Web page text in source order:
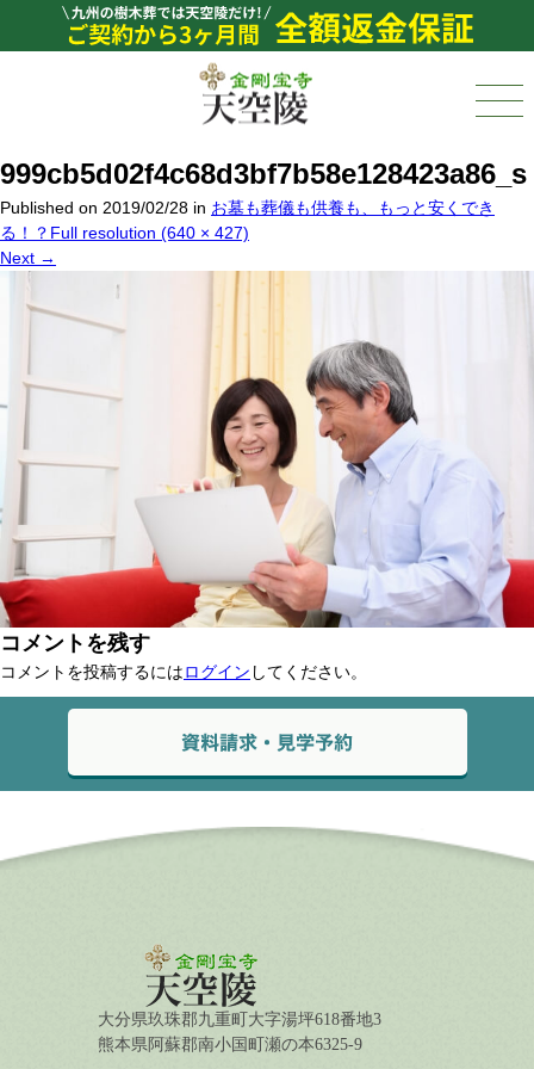
999cb5d02f4c68d3bf7b58e128423a86_s
Published on 2019/02/28 in お墓も葬儀も供養も、もっと安くでき
る！？ Full resolution (640 × 427)
Next →
コメントを残す
コメントを投稿するにはログイン してください。
大分県玖珠郡九重町大字湯坪618番地3
熊本県阿蘇郡南小国町瀬の本6325-9